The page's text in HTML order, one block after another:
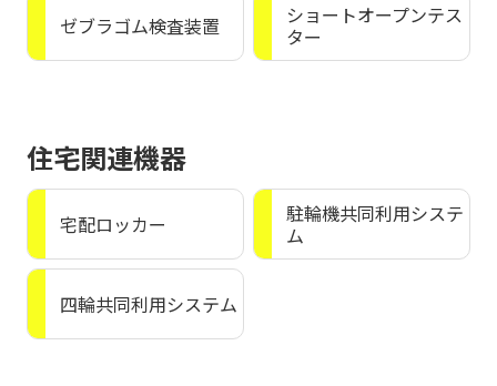
ゼブラゴム検査装置
ショートオープンテス
ター
住宅関連機器
宅配ロッカー
駐輪機共同利用システ
ム
四輪共同利用システム